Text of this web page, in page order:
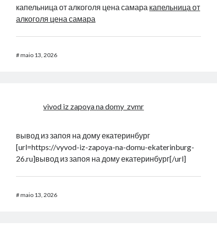
капельница от алкоголя цена самара капельница от
алкоголя цена самара
#maio 13, 2026
vivod iz zapoya na domy_zvmr
вывод из запоя на дому екатеринбург
[url=https://vyvod-iz-zapoya-na-domu-ekaterinburg-
26.ru]вывод из запоя на дому екатеринбург[/url]
#maio 13, 2026